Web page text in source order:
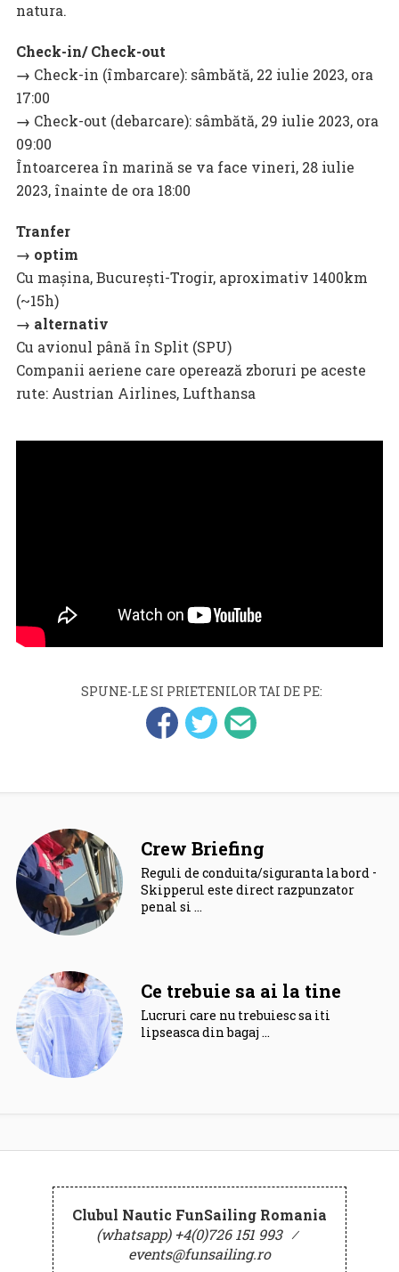
natura.
Check-in/ Check-out
→ Check-in (îmbarcare): sâmbătă, 22 iulie 2023, ora
17:00
→ Check-out (debarcare): sâmbătă, 29 iulie 2023, ora
09:00
Întoarcerea în marină se va face vineri, 28 iulie
2023, înainte de ora 18:00
Tranfer
→ optim
Cu mașina, București-Trogir, aproximativ 1400km
(~15h)
→ alternativ
Cu avionul până în Split (SPU)
Companii aeriene care operează zboruri pe aceste
rute: Austrian Airlines, Lufthansa
SPUNE-LE SI PRIETENILOR TAI DE PE:
Crew Briefing
Reguli de conduita/siguranta la bord –
Skipperul este direct razpunzator
penal si …
Ce trebuie sa ai la tine
Lucruri care nu trebuiesc sa iti
lipseasca din bagaj …
Clubul Nautic FunSailing Romania
(whatsapp) +4(0)726 151 993 ⁄
events@funsailing.ro